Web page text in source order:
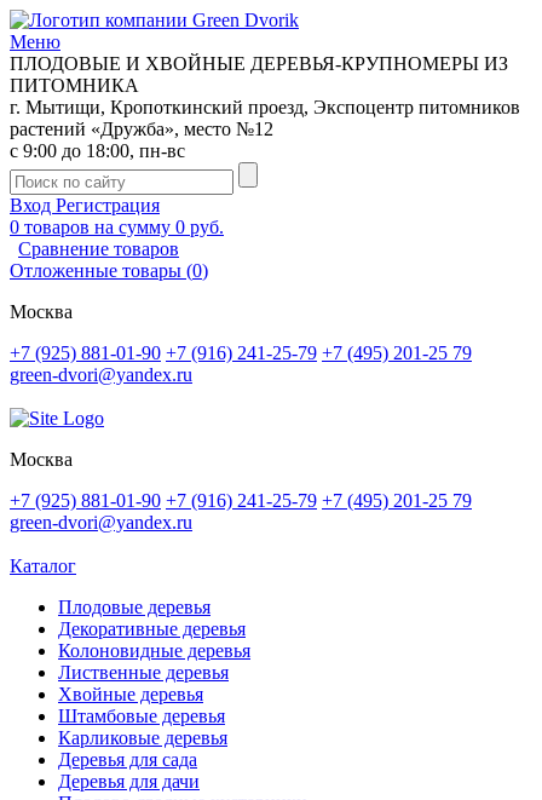
Меню
ПЛОДОВЫЕ И ХВОЙНЫЕ ДЕРЕВЬЯ-КРУПНОМЕРЫ ИЗ
ПИТОМНИКА
г. Мытищи, Кропоткинский проезд, Экспоцентр питомников
растений «Дружба», место №12
с 9:00 до 18:00, пн-вс
Вход Регистрация
0 товаров на сумму 0 руб.
Сравнение товаров
Отложенные товары (0)
Москва
+7 (925) 881-01-90 +7 (916) 241-25-79 +7 (495) 201-25 79
green-dvori@yandex.ru
Москва
+7 (925) 881-01-90 +7 (916) 241-25-79 +7 (495) 201-25 79
green-dvori@yandex.ru
Каталог
Плодовые деревья
Декоративные деревья
Колоновидные деревья
Лиственные деревья
Хвойные деревья
Штамбовые деревья
Карликовые деревья
Деревья для сада
Деревья для дачи